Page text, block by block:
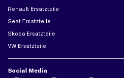
Renault Ersatzteile
Seat Ersatzteile
Skoda Ersatzteile
VW Ersatzteile
Social Media